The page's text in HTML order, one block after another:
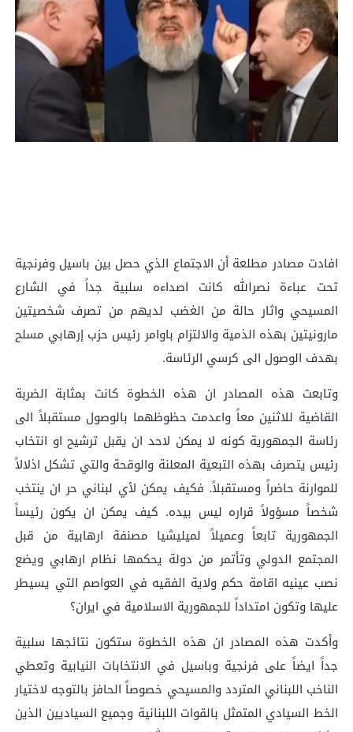
افادت مصادر مطلعة أن الاجتماع الذي حصل بين باسيل وفرنجية
تحت عباءة نصرالله كانت اصداءه سلبية جداً في الشارع
المسيحي واثار حالة من الغضب لديهم من تصرف شخصيتين
مارونيتين بهذه الذمية والالتزام باوامر رئيس حزب إرهابي مسلح
بهدف الوصول الى كرسي الرئاسة.
وتابعت هذه المصادر ان هذه الخطوة كانت بمثابة الضربة
القاضية للاثنين معاً واعدمت حظوظهما بالوصول مستقبلاً الى
رئاسة الجمهورية كونه لا يمكن لاحد ان يقبل ترشيح او انتخاب
رئيس يتصرف بهذه التبعية المعلنة والوقحة والتي تشكل اذلالاً
للموارنة حاضراً ومستقبلاً. فكيف يمكن لأي لبناني حر ان ينتخب
شخصاً مسؤولاً قراره ليس بيده. كيف يمكن ان يكون رئيساً
الجمهورية تابعاً وعميلاً لميليشيا مصنفة ارهابية من قبل
المجتمع الدولي وتأتمر من دولة يحكمها نظام ارهابي ويضع
نصب عينيه اقامة حكم ولاية الفقيه في العواصم التي يسيطر
عليها وتكون امتداداً للجمهورية الاسلامية في ايران؟
وأكدت هذه المصادر ان هذه الخطوة ستكون نتائجها سلبية
جداً ايضاً على فرنجية وباسيل في الانتخابات النيابية وتعطي
الناخب اللبناني المتردد والمسيحي خصوصاً الحافز بالتوجه لاختيار
الخط السيادي المتمثل بالقوات اللبنانية وجميع السياديين الذين